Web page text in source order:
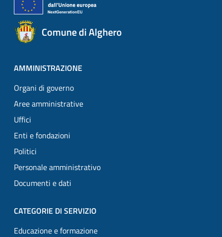
Comune di Alghero
AMMINISTRAZIONE
Organi di governo
Aree amministrative
Uffici
Enti e fondazioni
Politici
Personale amministrativo
Documenti e dati
CATEGORIE DI SERVIZIO
Educazione e formazione